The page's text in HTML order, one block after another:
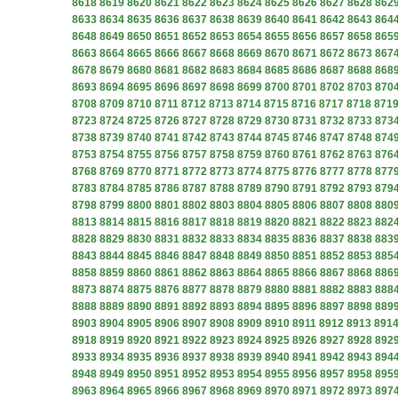
8618 8619 8620 8621 8622 8623 8624 8625 8626 8627 8628
8633 8634 8635 8636 8637 8638 8639 8640 8641 8642 8643
8648 8649 8650 8651 8652 8653 8654 8655 8656 8657 8658
8663 8664 8665 8666 8667 8668 8669 8670 8671 8672 8673
8678 8679 8680 8681 8682 8683 8684 8685 8686 8687 8688
8693 8694 8695 8696 8697 8698 8699 8700 8701 8702 8703
8708 8709 8710 8711 8712 8713 8714 8715 8716 8717 8718 8719
8723 8724 8725 8726 8727 8728 8729 8730 8731 8732 8733
8738 8739 8740 8741 8742 8743 8744 8745 8746 8747 8748
8753 8754 8755 8756 8757 8758 8759 8760 8761 8762 8763
8768 8769 8770 8771 8772 8773 8774 8775 8776 8777 8778
8783 8784 8785 8786 8787 8788 8789 8790 8791 8792 8793
8798 8799 8800 8801 8802 8803 8804 8805 8806 8807 8808
8813 8814 8815 8816 8817 8818 8819 8820 8821 8822 8823
8828 8829 8830 8831 8832 8833 8834 8835 8836 8837 8838
8843 8844 8845 8846 8847 8848 8849 8850 8851 8852 8853
8858 8859 8860 8861 8862 8863 8864 8865 8866 8867 8868
8873 8874 8875 8876 8877 8878 8879 8880 8881 8882 8883
8888 8889 8890 8891 8892 8893 8894 8895 8896 8897 8898
8903 8904 8905 8906 8907 8908 8909 8910 8911 8912 8913 8914
8918 8919 8920 8921 8922 8923 8924 8925 8926 8927 8928
8933 8934 8935 8936 8937 8938 8939 8940 8941 8942 8943
8948 8949 8950 8951 8952 8953 8954 8955 8956 8957 8958
8963 8964 8965 8966 8967 8968 8969 8970 8971 8972 8973